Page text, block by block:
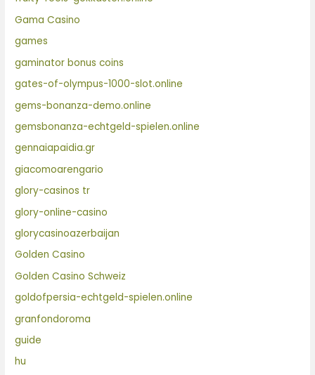
Gama Casino
games
gaminator bonus coins
gates-of-olympus-1000-slot.online
gems-bonanza-demo.online
gemsbonanza-echtgeld-spielen.online
gennaiapaidia.gr
giacomoarengario
glory-casinos tr
glory-online-casino
glorycasinoazerbaijan
Golden Casino
Golden Casino Schweiz
goldofpersia-echtgeld-spielen.online
granfondoroma
guide
hu